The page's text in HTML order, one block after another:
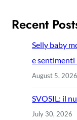
Recent
Selly baby
e sentimenti
August 5, 2026
SVOSIL: il
July 30, 2026